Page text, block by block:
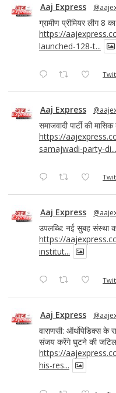
Aaj Express
ग्रामीण प्रीमियर लीग 8
https://
launched-128-t...
Aaj Express
समाजवादी पार्टी की
https://
samajwadi-party-di...
Aaj Express
उपलब्धि: नई सुबह संस्था
https://
institut...
Aaj Express
वाराणसी: ऑर्थोपेडिक्स के
संजय करेंगे घुटने की जटिल
https://
his-res...